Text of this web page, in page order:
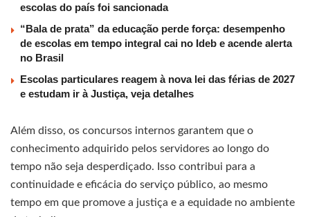
escolas do país foi sancionada
“Bala de prata” da educação perde força: desempenho
de escolas em tempo integral cai no Ideb e acende alerta
no Brasil
Escolas particulares reagem à nova lei das férias de 2027
e estudam ir à Justiça, veja detalhes
Além disso, os concursos internos garantem que o
conhecimento adquirido pelos servidores ao longo do
tempo não seja desperdiçado. Isso contribui para a
continuidade e eficácia do serviço público, ao mesmo
tempo em que promove a justiça e a equidade no ambiente